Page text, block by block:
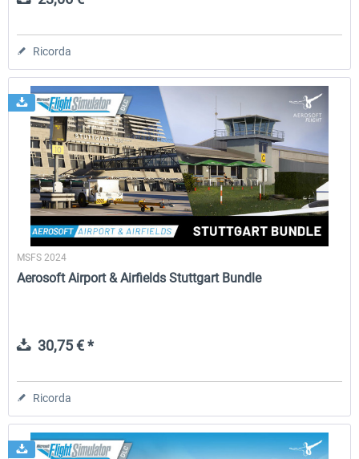
Ricorda
MSFS 2024
Aerosoft Airport & Airfields Stuttgart Bundle
30,75 € *
Ricorda